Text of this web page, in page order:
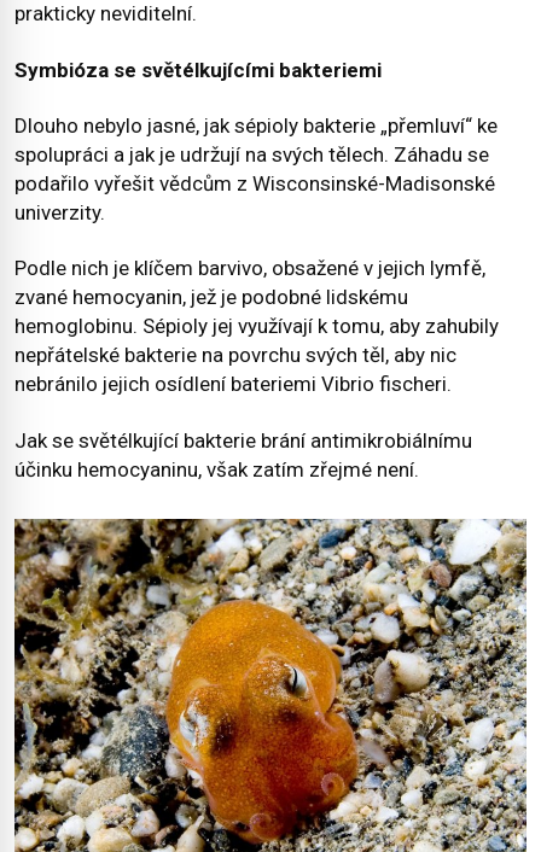
prakticky neviditelní.
Symbióza se světélkujícími bakteriemi
Dlouho nebylo jasné, jak sépioly bakterie „přemluví“ ke
spolupráci a jak je udržují na svých tělech. Záhadu se
podařilo vyřešit vědcům z Wisconsinské-Madisonské
univerzity.
Podle nich je klíčem barvivo, obsažené v jejich lymfě,
zvané hemocyanin, jež je podobné lidskému
hemoglobinu. Sépioly jej využívají k tomu, aby zahubily
nepřátelské bakterie na povrchu svých těl, aby nic
nebránilo jejich osídlení bateriemi Vibrio fischeri.
Jak se světélkující bakterie brání antimikrobiálnímu
účinku hemocyaninu, však zatím zřejmé není.